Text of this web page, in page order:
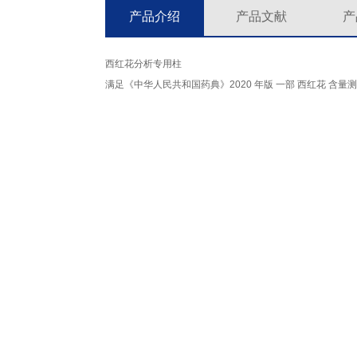
产品介绍 产品文献
西红花分析专用柱
满足《中华人民共和国药典》2020 年版 一部 西红花 含量